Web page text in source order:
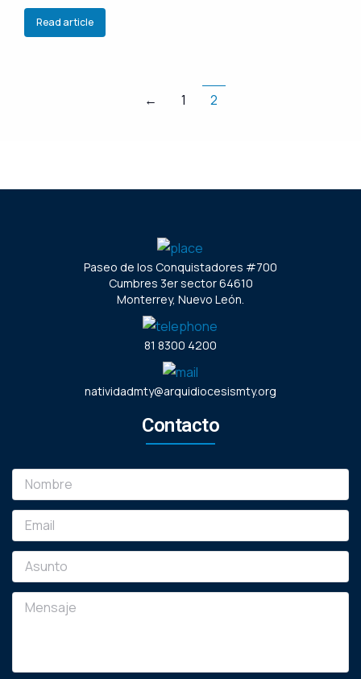
Read article
← 1 2
Paseo de los Conquistadores #700
Cumbres 3er sector 64610
Monterrey, Nuevo León.
81 8300 4200
natividadmty@arquidiocesismty.org
Contacto